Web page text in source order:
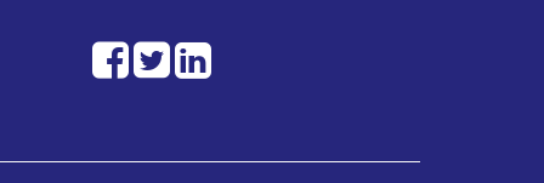
Facebook
TwitterLinkedIn